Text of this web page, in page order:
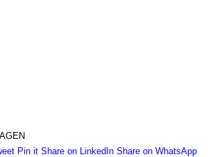
Share
Pin itShare
Share on LinkedInShare
Share on WhatsApp